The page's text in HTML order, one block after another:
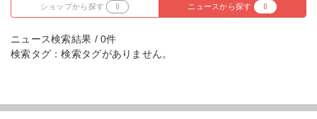
ショップから探す 0 ニュースから探す 0
ニュース検索結果 / 0件
検索タグ：検索タグがありません。